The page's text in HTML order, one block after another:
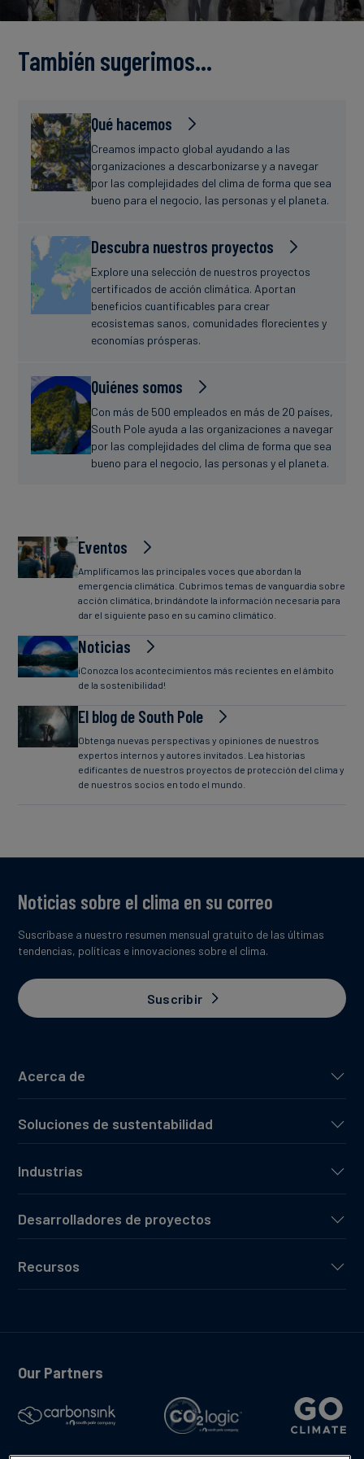
Finanzas
estudio
Noticias
También sugerimos…
Qué hacemos
Creamos impacto global ayudando a las
organizaciones a descarbonizarse y a navegar
por las complejidades del clima de forma que sea
bueno para el negocio, las personas y el planeta.
Descubra nuestros proyectos
Explore una selección de nuestros proyectos
certificados de acción climática. Aportan
beneficios cuantificables para crear
ecosistemas sanos, comunidades florecientes y
economías prósperas.
Quiénes somos
Con más de 500 empleados en más de 20 países,
South Pole ayuda a las organizaciones a navegar
por las complejidades del clima de forma que sea
bueno para el negocio, las personas y el planeta.
Eventos
Amplificamos las principales voces que abordan la
emergencia climática. Cubrimos temas de vanguardia sobre
acción climática, brindándote la información necesaria para
dar el siguiente paso en su camino climático.
Noticias
¡Conozca los acontecimientos más recientes en el ámbito
de la sostenibilidad!
El blog de South Pole
Obtenga nuevas perspectivas y opiniones de nuestros
expertos internos y autores invitados. Lea historias
edificantes de nuestros proyectos de protección del clima y
de nuestros socios en todo el mundo.
Acerca de
Soluciones de sustentabilidad
Industrias
Desarrolladores de proyectos
Recursos
Noticias sobre el clima en su correo
Suscríbase a nuestro resumen mensual gratuito de las últimas
tendencias, políticas e innovaciones sobre el clima.
Suscribir
Our Partners